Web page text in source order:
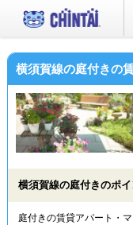
横須賀線の庭付きの
横須賀線の庭付きのポイ
庭付きの賃貸アパート・